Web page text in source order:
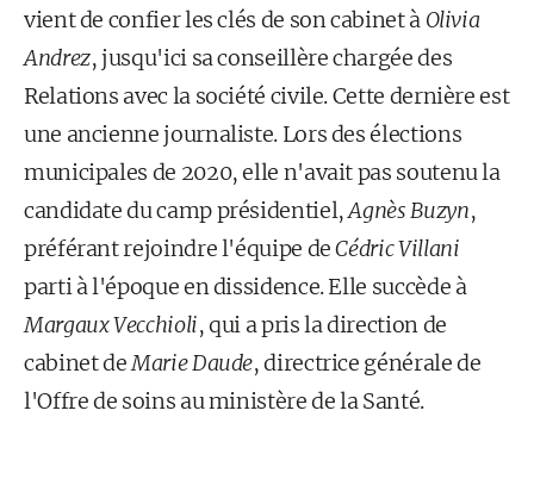
vient de confier les clés de son cabinet à Olivia
Andrez, jusqu'ici sa conseillère chargée des
Relations avec la société civile. Cette dernière est
une ancienne journaliste. Lors des élections
municipales de 2020, elle n'avait pas soutenu la
candidate du camp présidentiel,Agnès Buzyn,
préférant rejoindre l'équipe deCédric Villani
parti à l'époque en dissidence. Elle succède à
Margaux Vecchioli, qui a pris la direction de
cabinet deMarie Daude, directrice générale de
l'Offre de soins au ministère de la Santé.